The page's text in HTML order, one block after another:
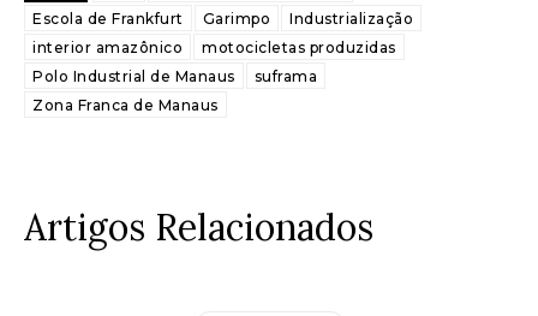
Escola de Frankfurt
Garimpo
Industrialização
interior amazônico
motocicletas produzidas
Polo Industrial de Manaus
suframa
Zona Franca de Manaus
Artigos Relacionados